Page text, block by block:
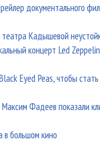
документального
Кадышевой
концерт Led
Eyed Peas, чтобы стать
Фадеев показали
большом кино